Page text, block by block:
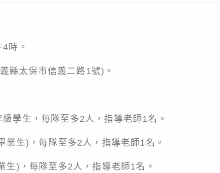
時。
縣太保市信義二路1號)。
學生，每隊至多2人，指導老師1名。
業生)，每隊至多2人，指導老師1名。
生)，每隊至多2人，指導老師1名。